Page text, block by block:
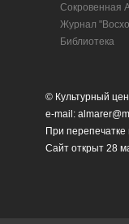
Сокровенная
Журнал
Библиотека
© Культурный
e-mail:
При перепечатке
Сайт открыт 28